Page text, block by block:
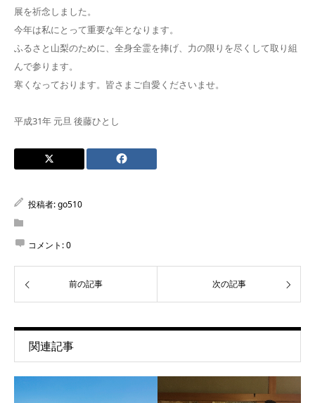
展を祈念しました。
今年は私にとって重要な年となります。
ふるさと山梨のために、全身全霊を捧げ、力の限りを尽くして取り組
んで参ります。
寒くなっております。皆さまご自愛くださいませ。
平成31年 元旦 後藤ひとし
投稿者:go510
コメント:0
前の記事 次の記事
関連記事